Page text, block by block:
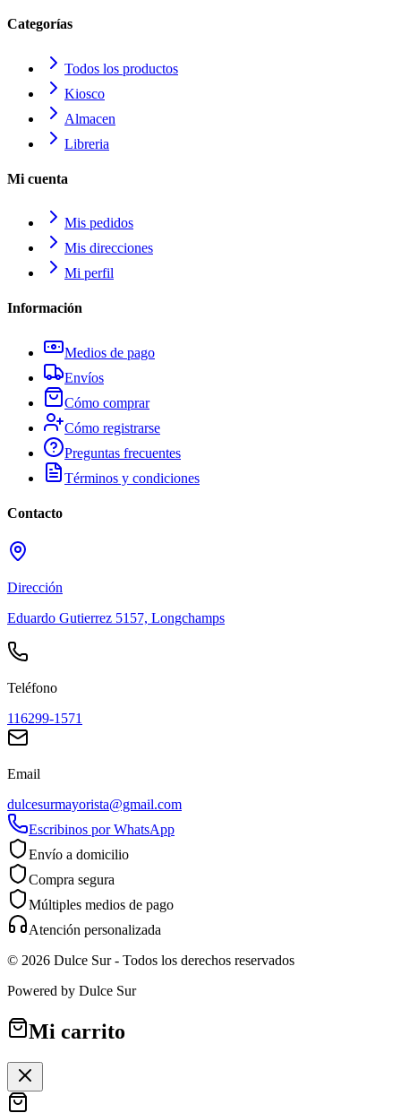
Categorías
Todos los productos
Kiosco
Almacen
Libreria
Mi cuenta
Mis pedidos
Mis direcciones
Mi perfil
Información
Medios de pago
Envíos
Cómo comprar
Cómo registrarse
Preguntas frecuentes
Términos y condiciones
Contacto
Dirección
Eduardo Gutierrez 5157, Longchamps
Teléfono
116299-1571
Email
dulcesurmayorista@gmail.com
Escribinos por WhatsApp
Envío a domicilio
Compra segura
Múltiples medios de pago
Atención personalizada
© 2026 Dulce Sur- Todos los derechos reservados
Powered by Dulce Sur
Mi carrito